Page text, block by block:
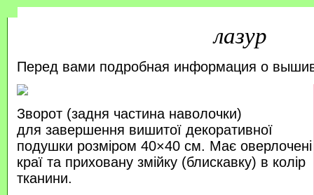
лазур
Перед вами подробная информация о
Зворот (задня частина наволочки)
для завершення вишитої декоративної
подушки розміром 40×40 см. Має оверлочені
краї та приховану змійку (блискавку) в колір
тканини.